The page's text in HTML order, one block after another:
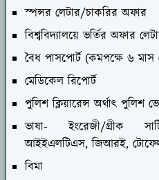
স্পন্সর লেটার/চাকরির অফার
বিশ্ববিদ্যালয়ে ভর্তির অফার
বৈধ পাসপোর্ট (কমপক্ষে ৬ মাস
মেডিকেল রিপোর্ট
পুলিশ ক্লিয়ারেন্স অর্থাৎ পুলিশ
ভাষা- ইংরেজী/গ্রীক
আইইএলটিএস, জিআরই,
বিমা